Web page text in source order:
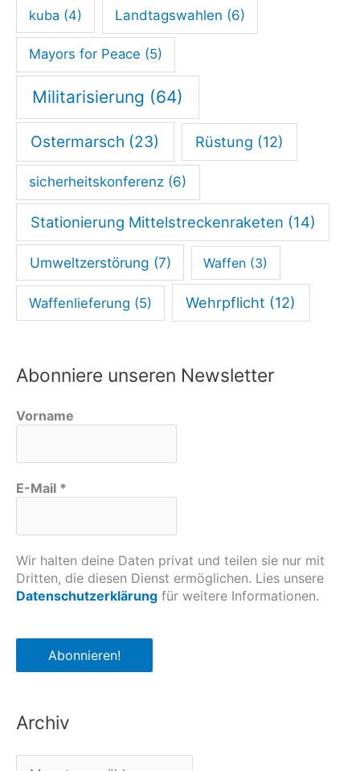
kuba (4) Landtagswahlen (6)
Mayors for Peace (5)
Militarisierung (64)
Ostermarsch (23) Rüstung (12)
sicherheitskonferenz (6)
Stationierung Mittelstreckenraketen (14)
Umweltzerstörung (7) Waffen (3)
Waffenlieferung (5) Wehrpflicht (12)
Abonniere unseren Newsletter
Vorname
E-Mail *
Wir halten deine Daten privat und teilen sie nur mit
Dritten, die diesen Dienst ermöglichen. Lies unsere
Datenschutzerklärung für weitere Informationen.
Archiv